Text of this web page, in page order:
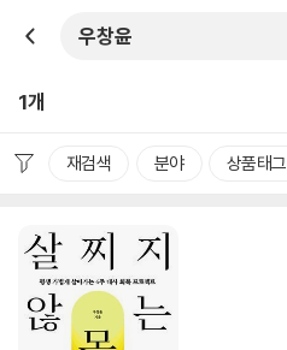
1개
재검색 분야 상품태그